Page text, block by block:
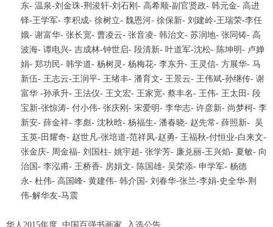
东- 温泉-刘金珠-荆浚轩-刘石刚- 高希顺-副官贤政- 韩元金- 高进
铎-王学军- 李积成- 徐树立- 魏恩河- 徐保新- 刘建岭-王瑞荣-李任
娥- 谢富华- 张长宽- 曹凌云- 张音凌- 韩治文- 苏润地- 张同铸- 高
波海- 谭电兴- 吉成林-钟世启- 段清新- 叶道军-沈松- 陈坤明- 卢婵
娟- 郑功民- 韩学道- 杨树灵- 杨梅花- 李东升- 王灵信- 方展华- 马
新伍- 王志云-王润平- 王绪丰- 潘育文- 王景云- 王伟斌-孙继传- 谢
富华 -孙承升- 王法仪- 王文宏- 王家宽- 蔡丰名- 王伟- 王太田- 段
宝新-张惊涛- 付小伟- 张庆刚- 宋爱明- 李华志- 许彦新- 尚梦柯- 李
新安- 薛金祥- 李彪- 沈秋晗- 杨福生- 潘春晓- 赵先常- 薛照新- 吴
玉英-田耀奇- 赵世凡-张培道-范祥凤-赵勇- 王福秋-付恒业-白来文-
张金庆- 周金福- 刘国柱- 姚宇超- 张学芳- 廉兑丽-王兴焰- 夏敏- 向
治国- 李泓甫- 王桥香- 房娟文- 陈国雄- 吴荣添- 申学军- 杨德
永- 杜伟- 高国峰- 黄建伟- 韩介国- 刘春华-张兰-李娟-史全华-荆
伟-解华友-马震
华人2015年度 中国百强书画家 入选公告